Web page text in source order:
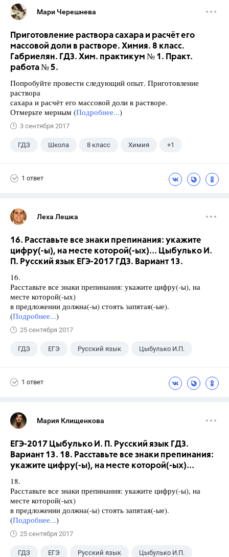
Мари Черешнева
Приготовление раствора сахара и расчёт его
массовой доли в растворе. Химия. 8 класс.
Габриелян. ГДЗ. Хим. практикум № 1. Практ.
работа № 5.
Попробуйте провести следующий опыт. Приготовление
раствора
сахара и расчёт его массовой доли в растворе.
Отмерьте мерным (Подробнее...)
3 сентября 2017
ГДЗ Школа 8 класс Химия +1
1 ответ
Леха Лешка
16. Расставьте все знаки препинания: укажите
цифру(-ы), на месте которой(-ых)... Цыбулько И.
П. Русский язык ЕГЭ-2017 ГДЗ. Вариант 13.
16.
Расставьте все знаки препинания: укажите цифру(-ы), на
месте которой(-ых)
в предложении должна(-ы) стоять запятая(-ые).
(Подробнее...)
25 сентября 2017
ГДЗ ЕГЭ Русский язык Цыбулько И.П.
1 ответ
Мария Клищенкова
ЕГЭ-2017 Цыбулько И. П. Русский язык ГДЗ.
Вариант 13. 18. Расставьте все знаки препинания:
укажите цифру(-ы), на месте которой(-ых)...
18.
Расставьте все знаки препинания: укажите цифру(-ы), на
месте которой(-ых)
в предложении должна(-ы) стоять запятая(-ые).
(Подробнее...)
25 сентября 2017
ГДЗ ЕГЭ Русский язык Цыбулько И.П.